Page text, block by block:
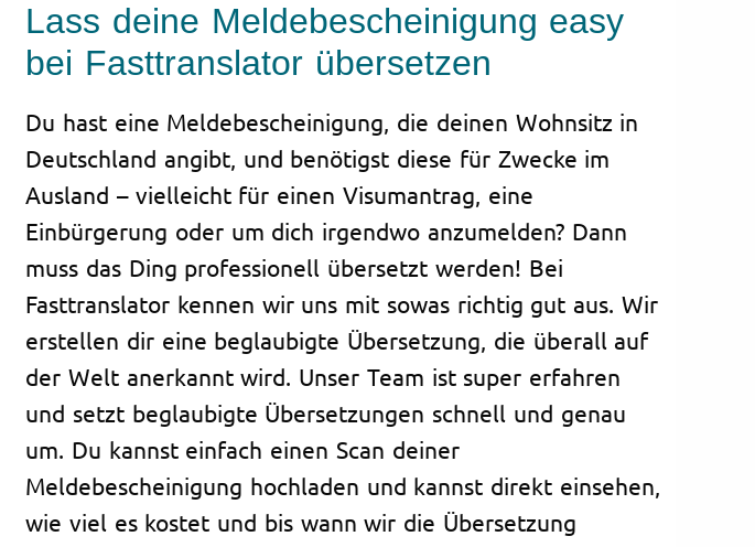
Lass deine Meldebescheinigung easy
bei Fasttranslator übersetzen
Du hast eine Meldebescheinigung, die deinen Wohnsitz in
Deutschland angibt, und benötigst diese für Zwecke im
Ausland – vielleicht für einen Visumantrag, eine
Einbürgerung oder um dich irgendwo anzumelden? Dann
muss das Ding professionell übersetzt werden! Bei
Fasttranslator kennen wir uns mit sowas richtig gut aus. Wir
erstellen dir eine beglaubigte Übersetzung, die überall auf
der Welt anerkannt wird. Unser Team ist super erfahren
und setzt beglaubigte Übersetzungen schnell und genau
um. Du kannst einfach einen Scan deiner
Meldebescheinigung hochladen und kannst direkt einsehen,
wie viel es kostet und bis wann wir die Übersetzung